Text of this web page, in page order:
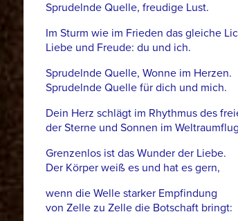
Sprudelnde Quelle, freudige Lust.
Im Sturm wie im Frieden das gleiche
Liebe und Freude: du und ich.
Sprudelnde Quelle, Wonne im Herzen.
Sprudelnde Quelle für dich und mich.
Dein Herz schlägt im Rhythmus des
der Sterne und Sonnen im
Grenzenlos ist das Wunder der Liebe.
Der Körper weiß es und hat es gern,
wenn die Welle starker Empfindung
von Zelle zu Zelle die Botschaft bringt: